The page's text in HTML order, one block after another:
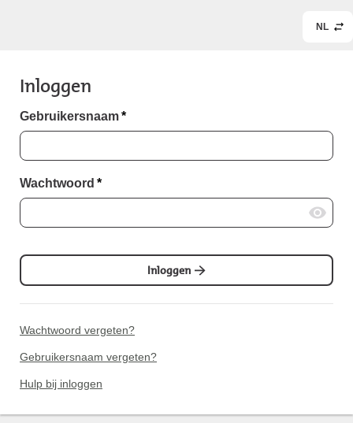
NL
Inloggen
Gebruikersnaam*
Wachtwoord *
Inloggen
Wachtwoord vergeten?
Gebruikersnaam vergeten?
Hulp bij inloggen